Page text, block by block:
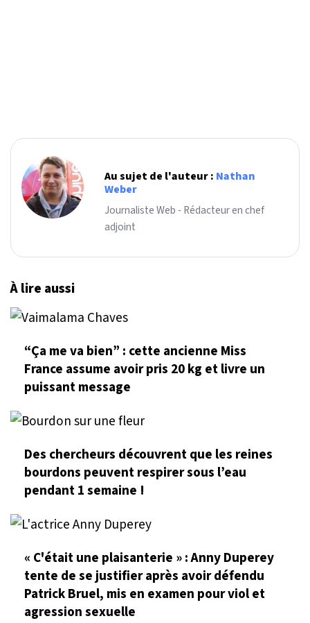
Au sujet de l'auteur : Nathan
Weber
Journaliste Web - Rédacteur en chef
adjoint
À lire aussi
“Ça me va bien” : cette ancienne Miss
France assume avoir pris 20 kg et livre un
puissant message
Des chercheurs découvrent que les reines
bourdons peuvent respirer sous l’eau
pendant 1 semaine !
« C'était une plaisanterie » : Anny Duperey
tente de se justifier après avoir défendu
Patrick Bruel, mis en examen pour viol et
agression sexuelle